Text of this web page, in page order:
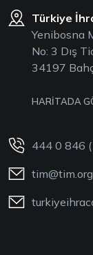
Türkiye
Yenibosna
No: 3 Dış
34197
HARİTADA
444 0 846